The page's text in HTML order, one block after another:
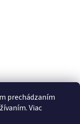
prechádzaním
Viac